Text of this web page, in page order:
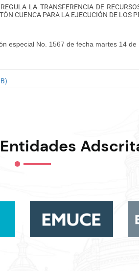
LA TRANSFERENCIA DE
CUENCA PARA LA EJECUCIÓN DE LOS
especial No. 1567 de fecha martes 14